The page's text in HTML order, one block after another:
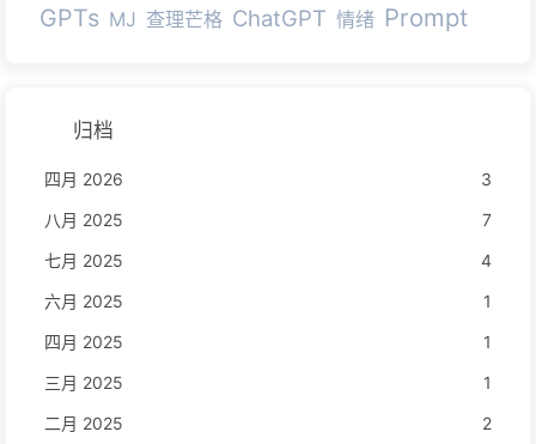
GPTs MJ 查理芒格 ChatGPT 情绪 Prompt
归档
四月 2026
3
八月 2025
7
七月 2025
4
六月 2025
1
四月 2025
1
三月 2025
1
二月 2025
2